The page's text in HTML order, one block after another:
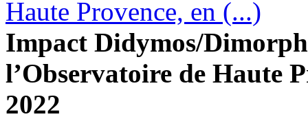
Impact Didymos/
l’Observatoire de Haute
2022